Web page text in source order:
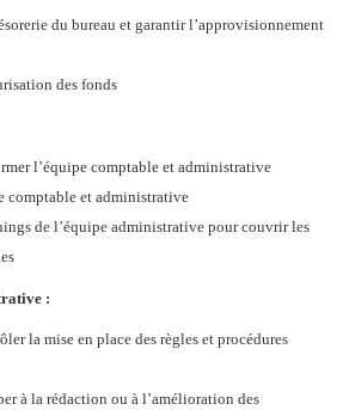
du bureau et garantir l’approvisionnement
des fonds
l’équipe comptable et administrative
comptable et administrative
de l’équipe administrative pour couvrir les
:
la mise en place des règles et procédures
à la rédaction ou à l’amélioration des